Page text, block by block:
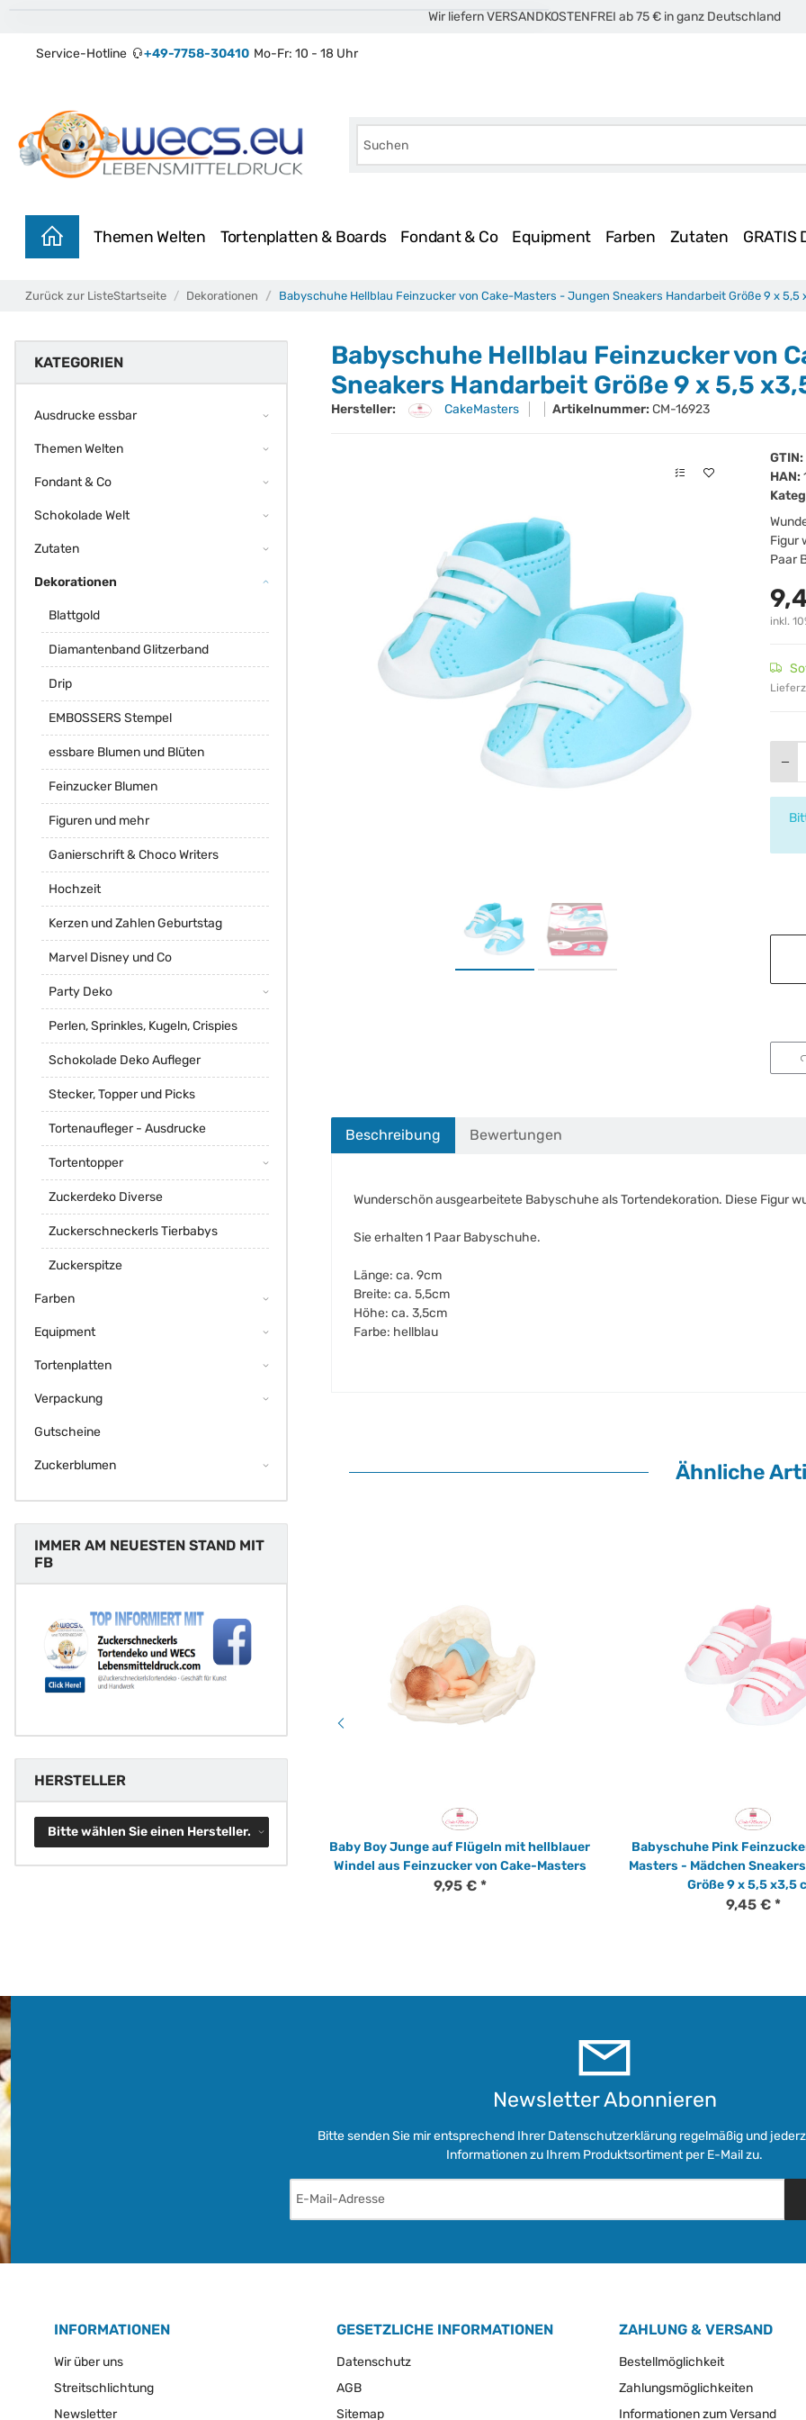
Wir liefern VERSANDKOSTENFREI ab 75 € in ganz Deutschland
Service-Hotline +49-7758-30410 Mo-Fr: 10 - 18 Uhr
Themen Welten Tortenplatten & Boards Fondant & Co Equipment Farben Zutaten GRATIS
Zurück zur ListeStartseite Dekorationen Babyschuhe Hellblau Feinzucker von Cake-Masters - Jungen Sneakers Handarbeit Größe 9 x 5,5
Babyschuhe Hellblau Feinzucker von
Sneakers Handarbeit Größe 9 x 5,5
Hersteller: CakeMasters Artikelnummer: CM-16923
GTIN:
HAN:
Figur
Paar
inkl.
x
Beschreibung Bewertungen
Wunderschön ausgearbeitete Babyschuhe als Tortendekoration. Diese Figur
Sie erhalten 1 Paar Babyschuhe.
Länge: ca. 9cm
Breite: ca. 5,5cm
Höhe: ca. 3,5cm
Farbe: hellblau
Ähnliche
Engel Schutzengel mit Wunschtext
Tortenband Umrandung essbar 6.5 cm
Baby Boy Junge auf Flügeln mit hellblauer
Windel aus Feinzucker von Cake-Masters
9,95 € *
Babyschuhe Pink
Masters - Mädchen
Größe 9 x 5,5 x3,5
9,45 € *
KATEGORIEN
Ausdrucke essbar
Themen Welten
Fondant & Co
Schokolade Welt
Zutaten
Dekorationen
Blattgold
Diamantenband Glitzerband
Drip
EMBOSSERS Stempel
essbare Blumen und Blüten
Feinzucker Blumen
Figuren und mehr
Ganierschrift & Choco Writers
Hochzeit
Kerzen und Zahlen Geburtstag
Marvel Disney und Co
Party Deko
Perlen, Sprinkles, Kugeln, Crispies
Schokolade Deko Aufleger
Stecker, Topper und Picks
Tortenaufleger - Ausdrucke
Tortentopper
Zuckerdeko Diverse
Zuckerschneckerls Tierbabys
Zuckerspitze
Farben
Equipment
Tortenplatten
Verpackung
Gutscheine
Zuckerblumen
IMMER AM NEUESTEN STAND MIT
FB
HERSTELLER
Bitte wählen Sie einen Hersteller.
Newsletter Abonnieren
Bitte senden Sie mir entsprechend IhrerDatenschutzerklärung regelmäßig und
Informationen zu Ihrem Produktsortiment per E-Mail zu.
INFORMATIONEN
Wir über uns
Streitschlichtung
Newsletter
GESETZLICHE INFORMATIONEN
Datenschutz
AGB
Sitemap
ZAHLUNG & VERSAND
Bestellmöglichkeit
Zahlungsmöglichkeiten
Informationen zum Versand